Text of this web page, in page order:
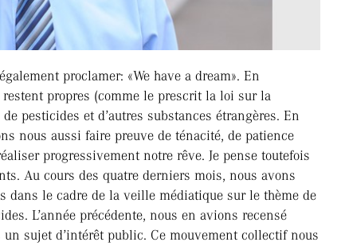
proclamer: «We have a dream». En
propres (comme le prescrit la loi sur la
pesticides et d’autres substances étrangères. En
nous aussi faire preuve de ténacité, de patience
progressivement notre rêve. Je pense toutefois
Au cours des quatre derniers mois, nous avons
dans le cadre de la veille médiatique sur le thème de
L’année précédente, nous en avions recensé
sujet d’intérêt public. Ce mouvement collectif nous